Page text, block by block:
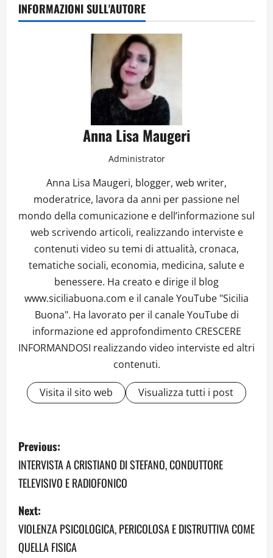
INFORMAZIONI SULL'AUTORE
Anna Lisa Maugeri
Administrator
Anna Lisa Maugeri, blogger, web writer,
moderatrice, lavora da anni per passione nel
mondo della comunicazione e dell’informazione sul
web scrivendo articoli, realizzando interviste e
contenuti video su temi di attualità, cronaca,
tematiche sociali, economia, medicina, salute e
benessere. Ha creato e dirige il blog
www.siciliabuona.com e il canale YouTube "Sicilia
Buona". Ha lavorato per il canale YouTube di
informazione ed approfondimento CRESCERE
INFORMANDOSI realizzando video interviste ed altri
contenuti.
Visita il sito web Visualizza tutti i post
P
o
s
t
n
Previous:
INTERVISTA A CRISTIANO DI STEFANO, CONDUTTORE
TELEVISIVO E RADIOFONICO
Next:
VIOLENZA PSICOLOGICA, PERICOLOSA E DISTRUTTIVA COME
QUELLA FISICA